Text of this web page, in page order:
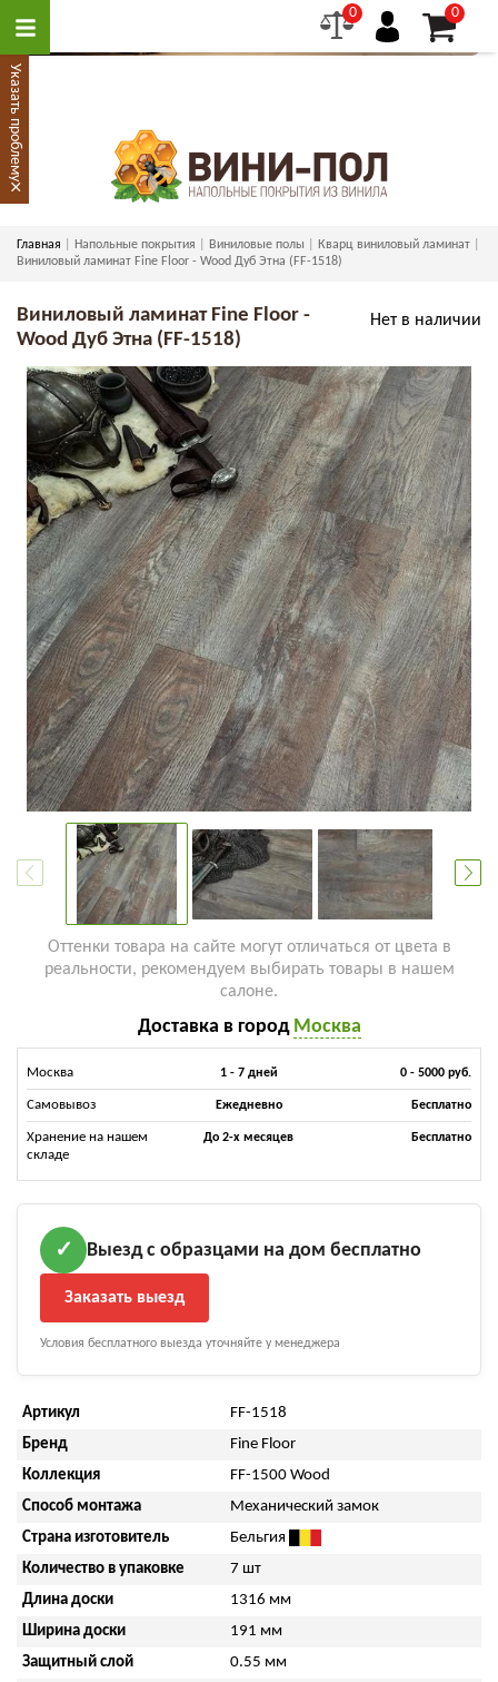
0 0
Главная Напольные покрытия Виниловые полы
Кварц виниловый ламинат
Виниловый ламинат Fine Floor - Wood Дуб Этна (FF-1518)
Нет в наличии
Виниловый ламинат Fine Floor -
Wood Дуб Этна (FF-1518)
Оттенки товара на сайте могут отличаться от цвета в
реальности, рекомендуем выбирать товары в нашем
салоне.
Доставка в город Москва
Москва 1 - 7 дней 0 - 5000 руб.
Самовывоз Ежедневно Бесплатно
Хранение на нашем
складе
До 2-х месяцев Бесплатно
✓ Выезд с образцами на дом бесплатно
Заказать выезд
Условия бесплатного выезда уточняйте у менеджера
Артикул
FF-1518
Бренд
Fine Floor
Коллекция
FF-1500 Wood
Способ монтажа
Механический замок
Страна изготовитель
Бельгия
Количество в упаковке
7 шт
Длина доски
1316 мм
Ширина доски
191 мм
Защитный слой
0.55 мм
Указать проблему
×